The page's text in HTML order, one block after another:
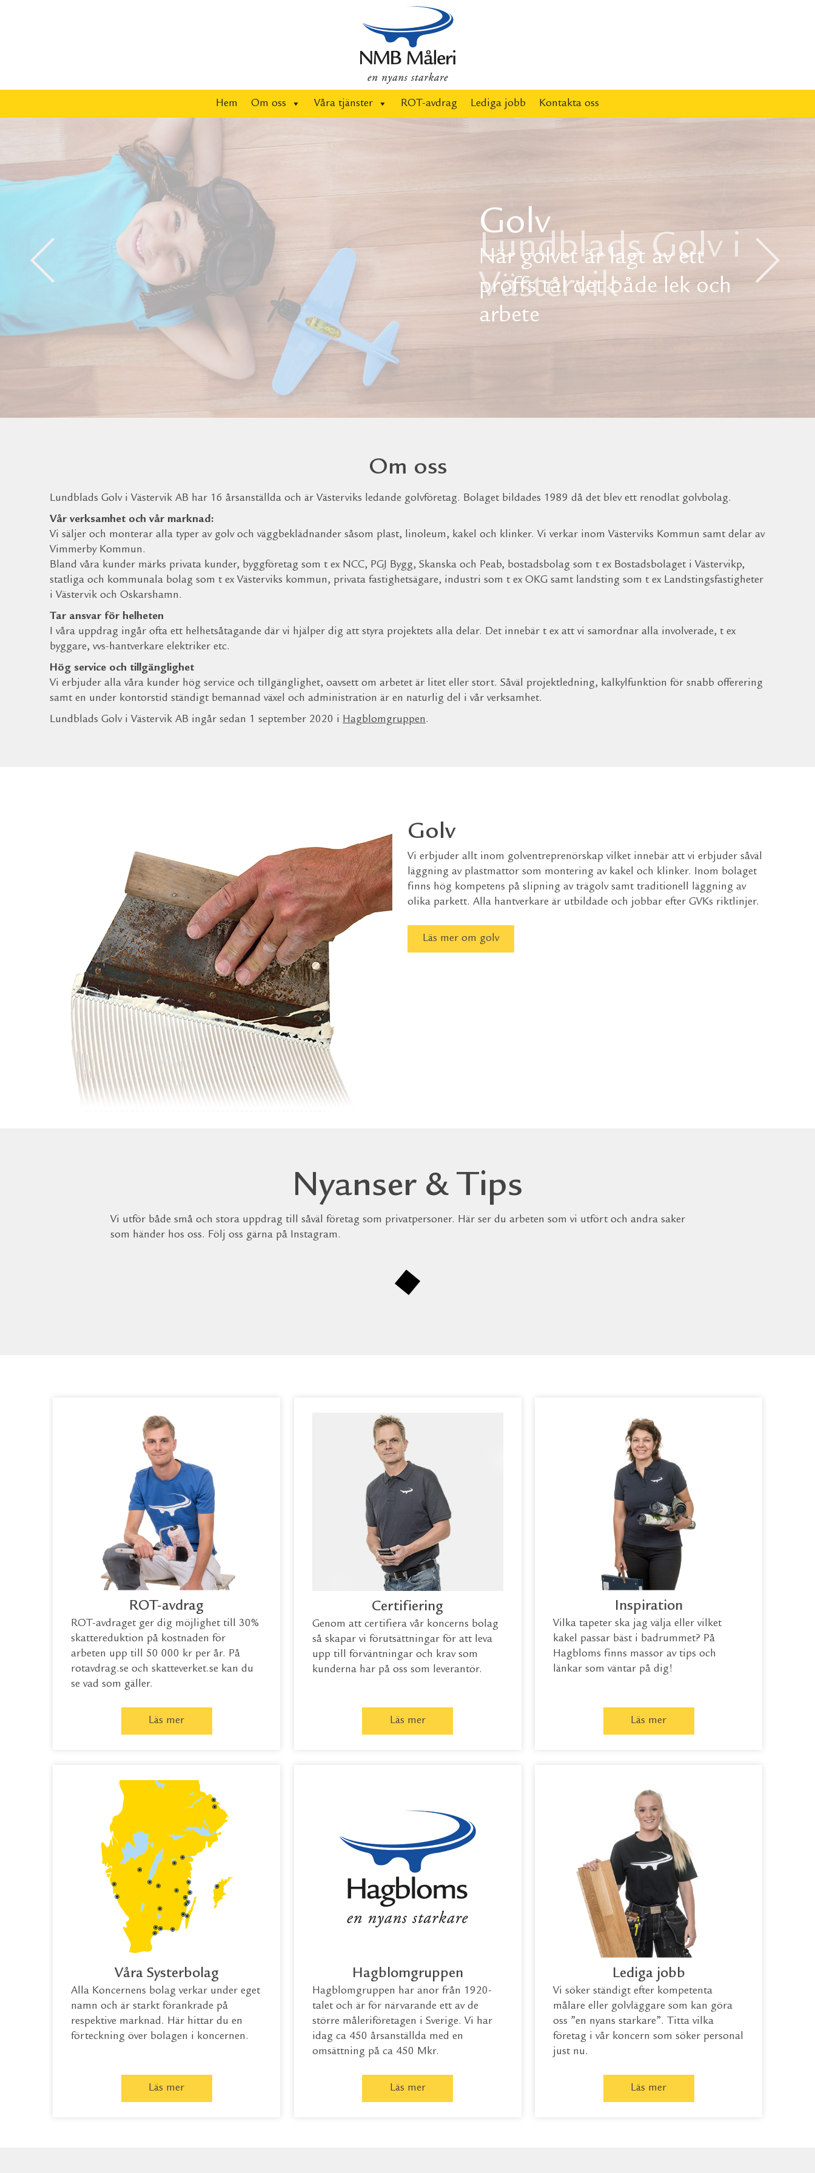
Hem Om oss Våra tjänster ROT-avdrag Lediga jobb Kontakta oss
Golv
När golvet är lagt av ett
proffs tål det både lek och
arbete
Om oss
Lundblads Golv i Västervik AB har 16 årsanställda och är Västerviks ledande golvföretag. Bolaget bildades 1989 då det blev ett renodlat golvbolag.
Vår verksamhet och vår marknad:
Vi säljer och monterar alla typer av golv och väggbeklädnander såsom plast, linoleum, kakel och klinker. Vi verkar inom Västerviks Kommun samt delar av
Vimmerby Kommun.
Bland våra kunder märks privata kunder, byggföretag som t ex NCC, PGJ Bygg, Skanska och Peab, bostadsbolag som t ex Bostadsbolaget i Västervikp,
statliga och kommunala bolag som t ex Västerviks kommun, privata fastighetsägare, industri som t ex OKG samt landsting som t ex Landstingsfastigheter
i Västervik och Oskarshamn.
Tar ansvar för helheten
I våra uppdrag ingår ofta ett helhetsåtagande där vi hjälper dig att styra projektets alla delar. Det innebär t ex att vi samordnar alla involverade, t ex
byggare, vvs-hantverkare elektriker etc.
Hög service och tillgänglighet
Vi erbjuder alla våra kunder hög service och tillgänglighet, oavsett om arbetet är litet eller stort. Såväl projektledning, kalkylfunktion för snabb offerering
samt en under kontorstid ständigt bemannad växel och administration är en naturlig del i vår verksamhet.
Lundblads Golv i Västervik AB ingår sedan 1 september 2020 i Hagblomgruppen.
Golv
Vi erbjuder allt inom golventreprenörskap vilket innebär att vi erbjuder såväl
läggning av plastmattor som montering av kakel och klinker. Inom bolaget
finns hög kompetens på slipning av trägolv samt traditionell läggning av
olika parkett. Alla hantverkare är utbildade och jobbar efter GVKs riktlinjer.
Läs mer om golv
Nyanser & Tips
Vi utför både små och stora uppdrag till såväl företag som privatpersoner. Här ser du arbeten som vi utfört och andra saker
som händer hos oss. Följ oss gärna på Instagram.
ROT-avdrag
ROT-avdraget ger dig möjlighet till 30%
skattereduktion på kostnaden för
arbeten upp till 50 000 kr per år. På
rotavdrag.se och skatteverket.se kan du
se vad som gäller.
Läs mer
Certifiering
Genom att certifiera vår koncerns bolag
så skapar vi förutsättningar för att leva
upp till förväntningar och krav som
kunderna har på oss som leverantör.
Läs mer
Inspiration
Vilka tapeter ska jag välja eller vilket
kakel passar bäst i badrummet? På
Hagbloms finns massor av tips och
länkar som väntar på dig!
Läs mer
Våra Systerbolag
Alla Koncernens bolag verkar under eget
namn och är starkt förankrade på
respektive marknad. Här hittar du en
förteckning över bolagen i koncernen.
Läs mer
Hagblomgruppen
Hagblomgruppen har anor från 1920-
talet och är för närvarande ett av de
större måleriföretagen i Sverige. Vi har
idag ca 450 årsanställda med en
omsättning på ca 450 Mkr.
Läs mer
Lediga jobb
Vi söker ständigt efter kompetenta
målare eller golvläggare som kan göra
oss ”en nyans starkare”. Titta vilka
företag i vår koncern som söker personal
just nu.
Läs mer